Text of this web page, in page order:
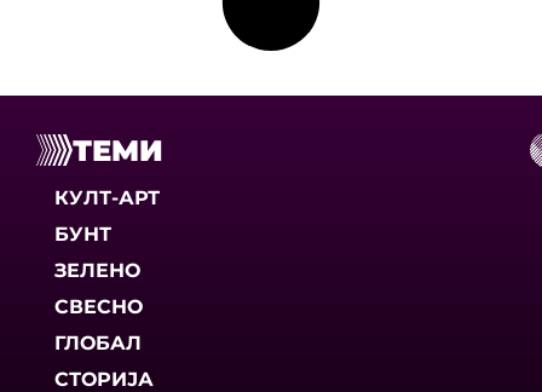
ТЕМИ
КУЛТ-АРТ
БУНТ
ЗЕЛЕНО
СВЕСНО
ГЛОБАЛ
СТОРИЈА